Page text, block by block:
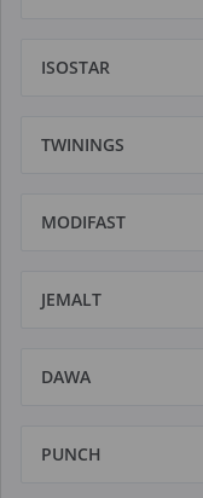
ISOSTAR
TWININGS
MODIFAST
JEMALT
DAWA
PUNCH